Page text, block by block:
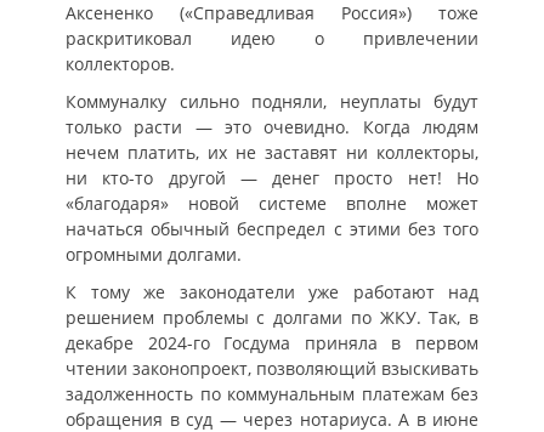
Аксененко («Справедливая Россия») тоже
раскритиковал идею о привлечении
коллекторов.
Коммуналку сильно подняли, неуплаты будут
только расти — это очевидно. Когда людям
нечем платить, их не заставят ни коллекторы,
ни кто-то другой — денег просто нет! Но
«благодаря» новой системе вполне может
начаться обычный беспредел с этими без того
огромными долгами.
К тому же законодатели уже работают над
решением проблемы с долгами по ЖКУ. Так, в
декабре 2024-го Госдума приняла в первом
чтении законопроект, позволяющий взыскивать
задолженность по коммунальным платежам без
обращения в суд — через нотариуса. А в июне